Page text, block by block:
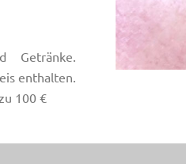
Getränke.
enthalten.
100 €